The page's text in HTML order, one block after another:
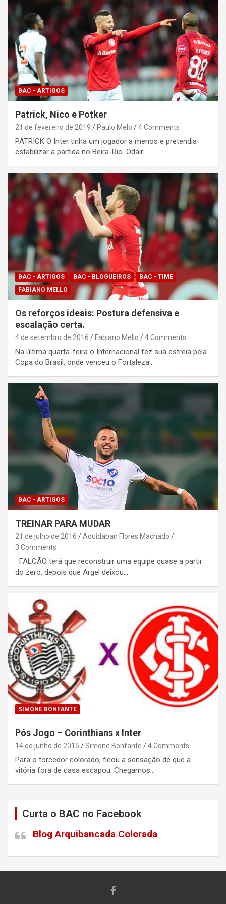
BAC - ARTIGOS
Patrick, Nico e Potker
21 de fevereiro de 2019 Paulo Melo 4 Comments
PATRICK O Inter tinha um jogador a menos e pretendia
estabilizar a partida no Beira-Rio. Odair…
BAC - ARTIGOS BAC - BLOGUEIROS
BAC - TIME
FABIANO MELLO
Os reforços ideais: Postura defensiva e
escalação certa.
4 de setembro de 2016 Fabiano Mello 4 Comments
Na última quarta-feira o Internacional fez sua estreia pela
Copa do Brasil, onde venceu o Fortaleza…
BAC - ARTIGOS
TREINAR PARA MUDAR
21 de julho de 2016
Aquidaban Flores Machado
3 Comments
FALCÃO terá que reconstruir uma equipe quase a partir
do zero, depois que Argel deixou…
SIMONE BONFANTE
Pós Jogo – Corinthians x Inter
14 de junho de 2015 Simone Bonfante 4 Comments
Para o torcedor colorado, ficou a sensação de que a
vitória fora de casa escapou. Chegamos…
Curta o BAC no Facebook
Blog Arquibancada Colorada